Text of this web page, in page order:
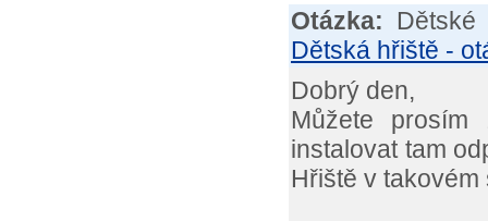
Otázka:
Dětská hřiště -
Dobrý den,
Můžete
instalovat tam
Hřiště v